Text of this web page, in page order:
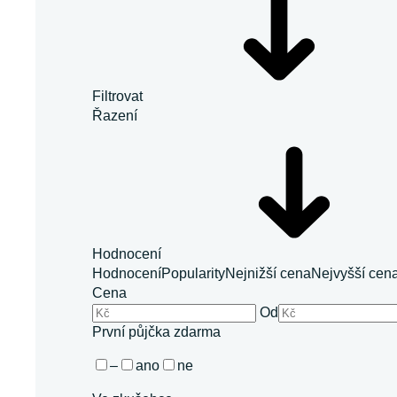
Filtrovat
Řazení
Hodnocení
HodnoceníPopularityNejnižší cenaNejvyšší
Cena
Od
První půjčka zdarma
– ano ne